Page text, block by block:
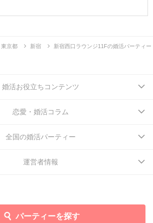
東京都 新宿 新宿西口ラウンジ11Fの婚活パーティー
パーティーを探す
婚活お役立ちコンテンツ
恋愛・婚活コラム
全国の婚活パーティー
運営者情報